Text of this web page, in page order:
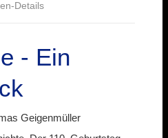
Details
- Ein
Geigenmüller